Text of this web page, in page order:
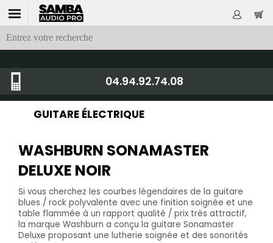
04.94.92.74.08
GUITARE ÉLECTRIQUE
WASHBURN SONAMASTER
DELUXE NOIR
Si vous cherchez les courbes légendaires de la guitare
blues / rock polyvalente avec une finition soignée et une
table flammée à un rapport qualité / prix très attractif,
la marque Washburn a conçu la guitare Sonamaster
Deluxe proposant une lutherie soignée et des sonorités